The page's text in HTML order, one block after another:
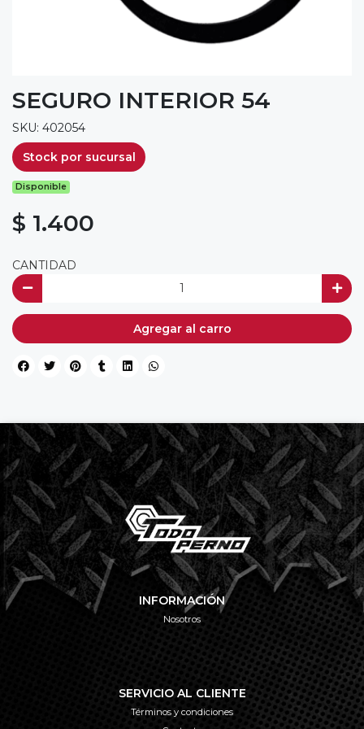
SEGURO INTERIOR 54
SKU: 402054
Stock por sucursal
Disponible
$ 1.400
CANTIDAD
Agregar al carro
INFORMACIÓN
Nosotros
SERVICIO AL CLIENTE
Términos y condiciones